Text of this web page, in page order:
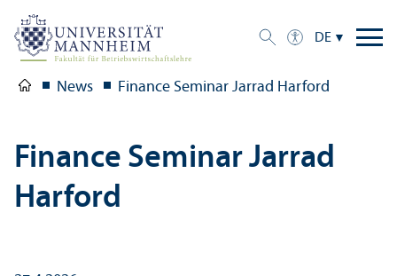
DE
News Finance Seminar Jarrad Harford
Finance Seminar Jarrad
Harford